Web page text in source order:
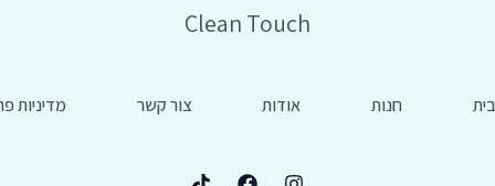
Clean Touch
חנות אודות צור קשר מדיניות